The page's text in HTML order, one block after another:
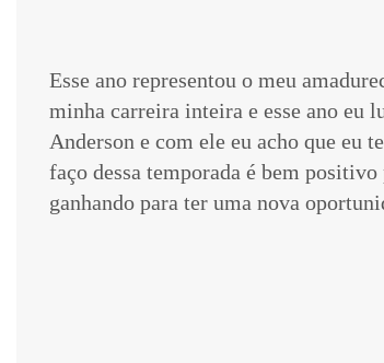
Esse ano representou o meu
minha carreira inteira e esse ano eu
Anderson e com ele eu acho que eu
faço dessa temporada é bem
ganhando para ter uma nova